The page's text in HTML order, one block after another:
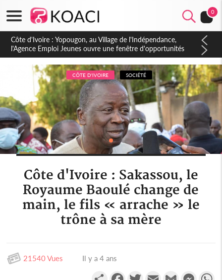
0
Côte d'Ivoire : CHU de Treichville, après la fronde, les agents
contractuels obtiennent un accord avec la direction sur les
arriérés du SMIG 2023
CÔTE D'IVOIRE SOCIÉTÉ
Côte d'Ivoire : Sakassou, le
Royaume Baoulé change de
main, le fils « arrache » le
trône à sa mère
21540 Vues Il y a 4 ans
PartagerFacebookTwitterEmail Gmail